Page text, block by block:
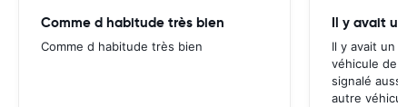
Comme d habitude très bien
Comme d habitude très bien
Il y avait
Il y avait un
véhicule de
signalé
autre